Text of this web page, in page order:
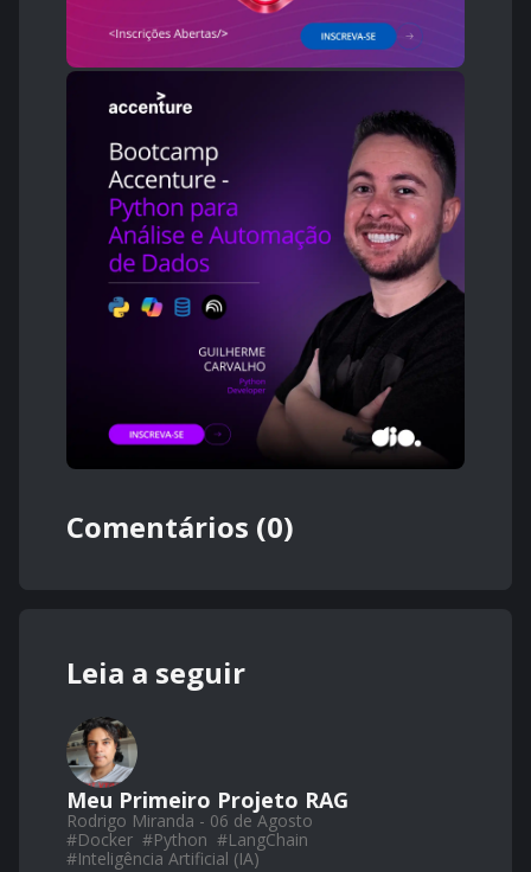
Comentários (0)
Leia a seguir
Meu Primeiro Projeto RAG
Rodrigo Miranda - 06 de Agosto
#Docker #Python #LangChain
#Inteligência Artificial (IA)